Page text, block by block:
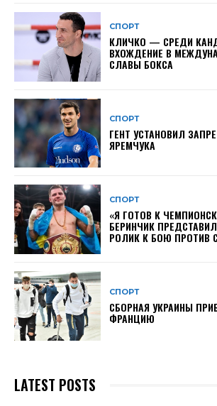
СПОРТ
КЛИЧКО — СРЕДИ
ВХОЖДЕНИЕ В
СЛАВЫ БОКСА
СПОРТ
ГЕНТ УСТАНОВИЛ
ЯРЕМЧУКА
СПОРТ
«Я ГОТОВ К
БЕРИНЧИК
РОЛИК К БОЮ ПРОТИВ
СПОРТ
СБОРНАЯ УКРАИНЫ
ФРАНЦИЮ
LATEST POSTS